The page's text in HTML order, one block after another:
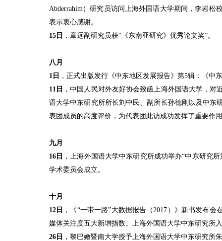
Abderrahim）研究员访问上海外国语大学期间，李岩松
表示衷心感谢。
15 日 ，章远副研究员获“《东南亚研究》优秀论文奖”。
八月
1 日 ，正式出版发行《中东地区发展报告》第5辑：《中
11 日 ，中国人民对外友好协会致函上海外国语大学，
语大学中东研究所所长刘中民、副所长孙德刚以及中东
表团成员的高度评价，为代表团此访成功发挥了重要作
九月
16 日 ，上海外国语大学中东研究所成功举办“中东研究
学术委员会成立。
十月
12 日 ，《“一带一路”大数据报告（2017 ）》新书发布会
媒体关注度五大新增指数。上海外国语大学中东研究所
26 日 ，黎巴嫩暨南大学授予上海外国语大学中东研究所